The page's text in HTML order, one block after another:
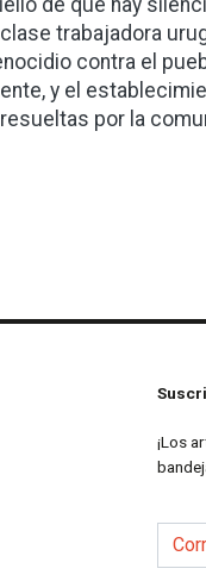
trabajadora
contra el
y el
por la
¡Los